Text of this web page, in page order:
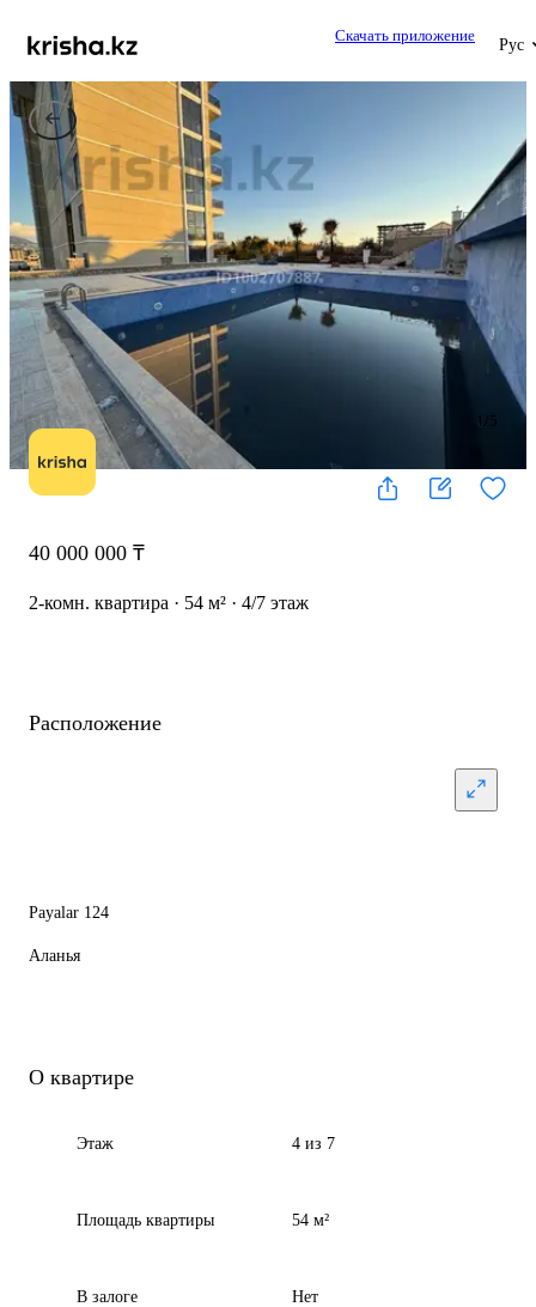
Скачать приложение
Рус
1 / 5
40 000 000 ₸
2-комн. квартира · 54 м² · 4/7 этаж
Расположение
Payalar 124
Аланья
О квартире
Этаж 4 из 7
Площадь квартиры 54 м²
В залоге Нет